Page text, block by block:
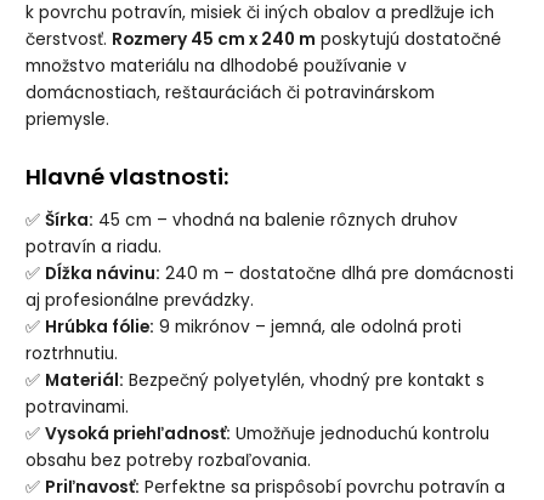
k povrchu potravín, misiek či iných obalov a predlžuje ich
čerstvosť. Rozmery 45 cm x 240 m poskytujú dostatočné
množstvo materiálu na dlhodobé používanie v
domácnostiach, reštauráciách či potravinárskom
priemysle.
Hlavné vlastnosti:
✅Šírka: 45 cm – vhodná na balenie rôznych druhov
potravín a riadu.
✅ Dĺžka návinu: 240 m – dostatočne dlhá pre domácnosti
aj profesionálne prevádzky.
✅ Hrúbka fólie: 9 mikrónov – jemná, ale odolná proti
roztrhnutiu.
✅ Materiál: Bezpečný polyetylén, vhodný pre kontakt s
potravinami.
✅Vysoká priehľadnosť: Umožňuje jednoduchú kontrolu
obsahu bez potreby rozbaľovania.
✅ Priľnavosť: Perfektne sa prispôsobí povrchu potravín a